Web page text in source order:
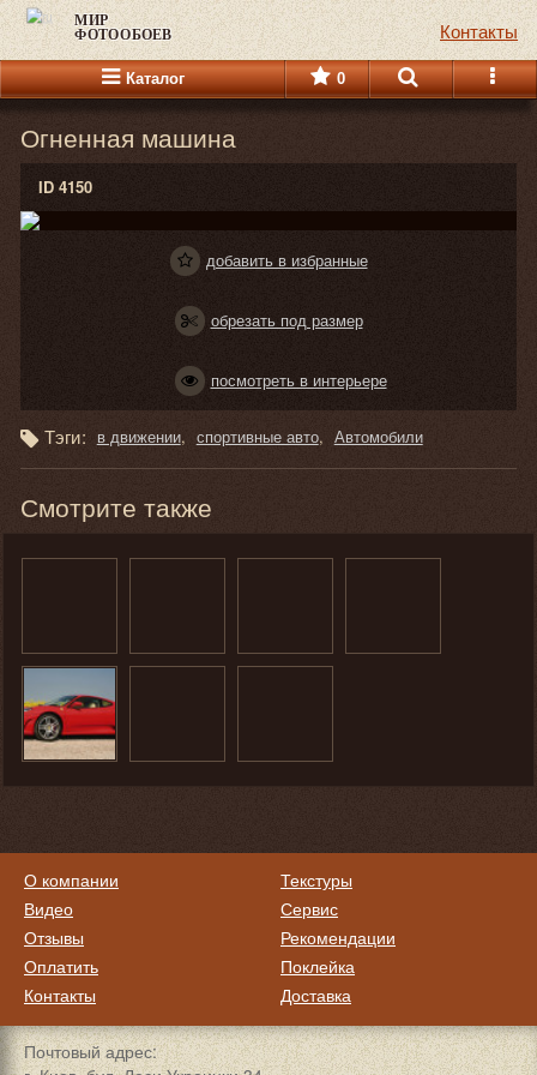
МИР
ФОТООБОЕВ Контакты
Каталог 0
Огненная машина
ID 4150
добавить в избранные
обрезать под размер
посмотреть в интерьере
Тэги: в движении спортивные авто Автомобили
Смотрите также
О компании
Видео
Отзывы
Оплатить
Контакты
Текстуры
Сервис
Рекомендации
Поклейка
Доставка
Почтовый адрес: